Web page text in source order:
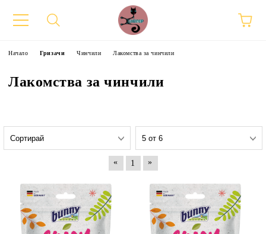
Начало Гризачи Чинчили Лакомства за чинчили
Лакомства за чинчили
« 1 »